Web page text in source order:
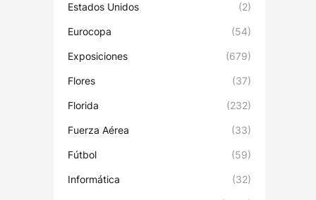
Estados Unidos (2)
Eurocopa (54)
Exposiciones (679)
Flores (37)
Florida (232)
Fuerza Aérea (33)
Fútbol (59)
Informática (32)